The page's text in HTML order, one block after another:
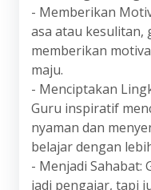
- Memberikan
asa atau
memberikan
maju.
- Menciptakan
Guru inspiratif
nyaman dan
belajar dengan
- Menjadi Sahabat:
jadi pengajar, tapi